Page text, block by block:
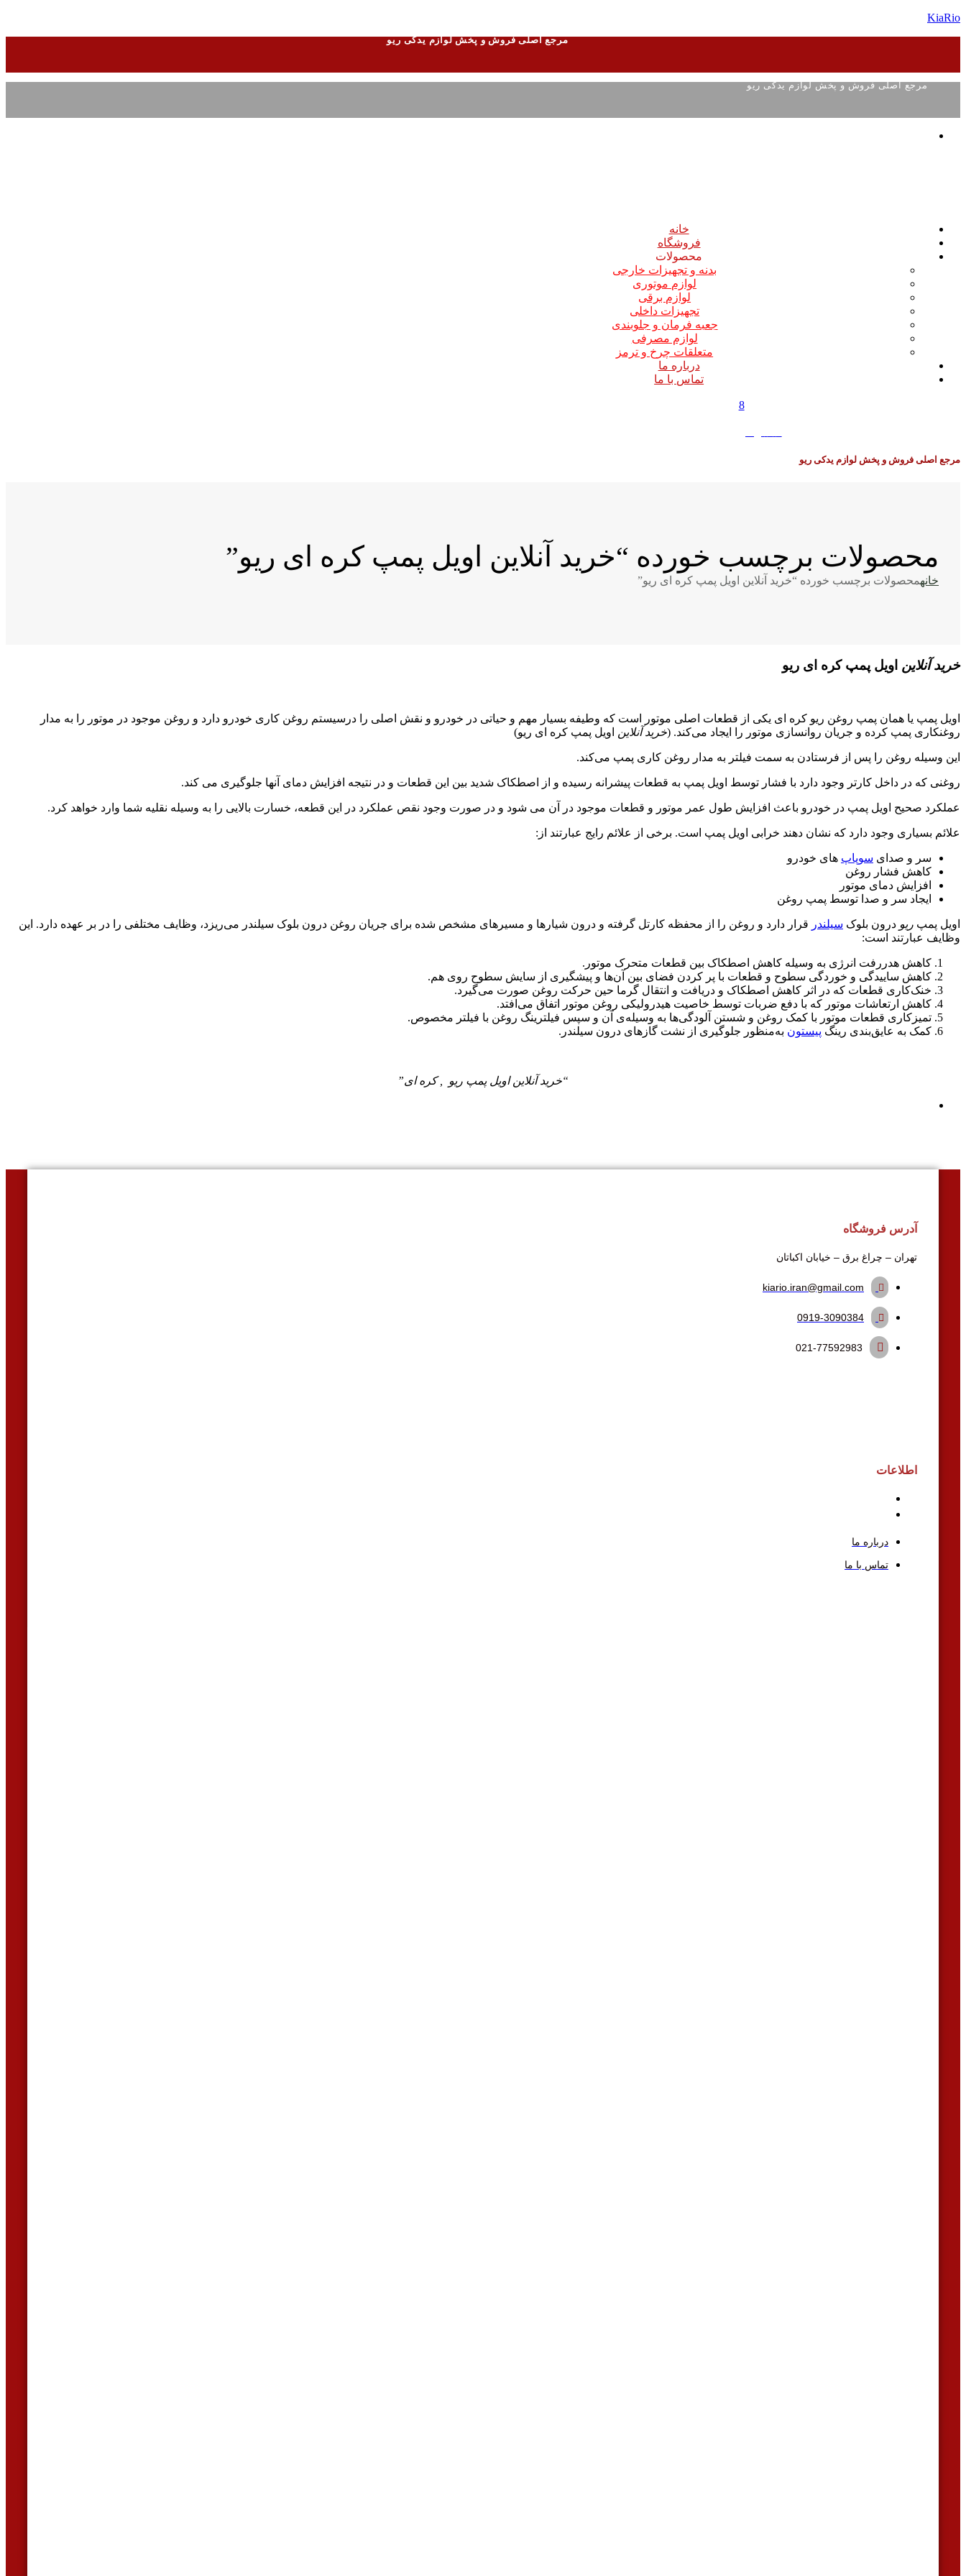
KiaRio
مرجع اصلی فروش و پخش لوازم یدکی ریو
مرجع اصلی فروش و پخش لوازم یدکی ریو
خانه
فروشگاه
محصولات
بدنه و تجهیزات خارجی
لوازم موتوری
لوازم برقی
تجهیزات داخلی
جعبه فرمان و جلوبندی
لوازم مصرفی
متعلقات چرخ و ترمز
درباره ما
تماس با ما
8
مرجع اصلی فروش و پخش لوازم یدکی ریو
محصولات برچسب خورده “خرید آنلاین اویل پمپ کره ای ریو”
خانهمحصولات برچسب خورده “خرید آنلاین اویل پمپ کره ای ریو”
خرید آنلاین اویل پمپ کره ای ریو
اویل پمپ یا همان پمپ روغن ریو کره ای یکی از قطعات اصلی موتور است که وطیفه بسیار مهم و حیاتی در خودرو و نقش اصلی را درسیستم روغن کاری خودرو دارد و روغن موجود در موتور را به مدار
روغنکاری پمپ کرده و جریان روانسازی موتور را ایجاد می‌کند. (خرید آنلاین اویل پمپ کره ای ریو)
این وسیله روغن را پس از فرستادن به سمت فیلتر به مدار روغن کاری پمپ می‌کند.
روغنی که در داخل کارتر وجود دارد با فشار توسط اویل پمپ به قطعات پیشرانه رسیده و از اصطکاک شدید بین این قطعات و در نتیجه افزایش دمای آنها جلوگیری می کند.
عملکرد صحیح اویل پمپ در خودرو باعث افزایش طول عمر موتور و قطعات موجود در آن می شود و در صورت وجود نقص عملکرد در این قطعه، خسارت بالایی را به وسیله نقلیه شما وارد خواهد کرد.
علائم بسیاری وجود دارد که نشان دهند خرابی اویل پمپ است. برخی از علائم رایج عبارتند از:
سر و صدای سوپاپ های خودرو
کاهش فشار روغن
افزایش دمای موتور
ایجاد سر و صدا توسط پمپ روغن
اویل پمپ ریو درون بلوک سیلندر قرار دارد و روغن را از محفظه کارتل گرفته و درون شیارها و مسیرهای مشخص شده برای جریان روغن درون بلوک سیلندر می‌ریزد، وظایف مختلفی را در بر عهده دارد. این
وظایف عبارتند است:
کاهش هدررفت انرژی به وسیله کاهش اصطکاک بین قطعات متحرک موتور.
کاهش ساییدگی و خوردگی سطوح و قطعات با پر کردن فضای بین آن‌ها و پیشگیری از سایش سطوح روی هم.
خنک‌کاری قطعات که در اثر کاهش اصطکاک و دریافت و انتقال گرما حین حرکت روغن صورت می‌گیرد.
کاهش ارتعاشات موتور که با دفع ضربات توسط خاصیت هیدرولیکی روغن موتور اتفاق می‌افتد.
تمیزکاری قطعات موتور با کمک روغن و شستن آلودگی‌ها به وسیله‌‌ی آن و سپس فیلترینگ روغن با فیلتر مخصوص.
کمک به عایق‌بندی رینگ پیستون به‌منظور جلوگیری از نشت گازهای درون سیلندر.
“خرید آنلاین اویل پمپ ریو , کره ای”
آدرس فروشگاه
تهران – چراغ برق – خیابان اکباتان
kiario.iran@gmail.com
0919-3090384
021-77592983
اطلاعات
درباره ما
تماس با ما